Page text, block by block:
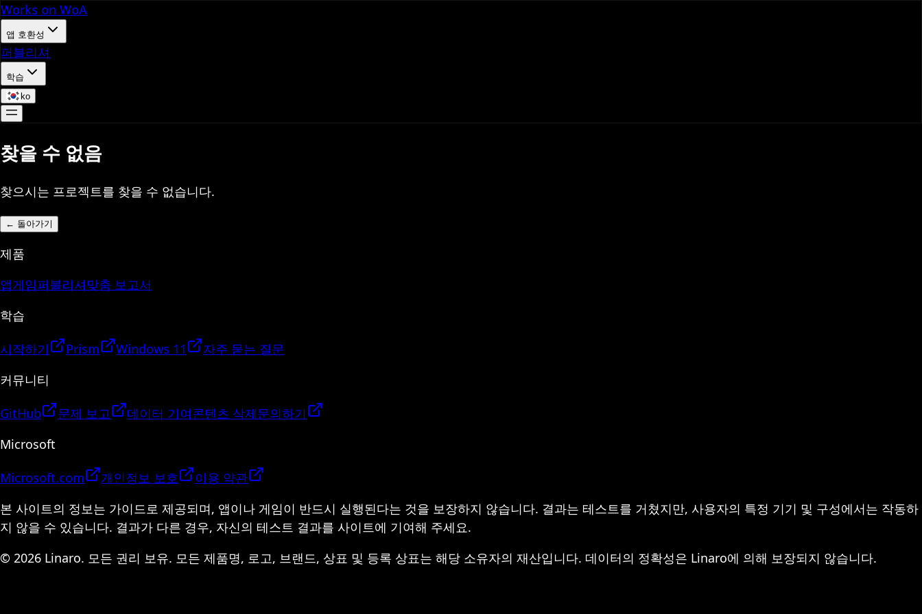
Works on WoA
앱 호환성
퍼블리셔
학습
ko
찾을 수 없음
찾으시는 프로젝트를 찾을 수 없습니다.
← 돌아가기
제품
앱게임퍼블리셔맞춤 보고서
학습
시작하기 Prism Windows 11
자주 묻는 질문
커뮤니티
GitHub 문제 보고 데이터 기여콘텐츠 삭제문의하기
Microsoft
Microsoft.com 개인정보 보호
이용 약관
본 사이트의 정보는 가이드로 제공되며, 앱이나 게임이 반드시 실행된다는 것을 보장하지 않습니다. 결과는 테스트를 거쳤지만, 사용자의 특정 기기 및 구성에서는 작동하
지 않을 수 있습니다. 결과가 다른 경우, 자신의 테스트 결과를 사이트에 기여해 주세요.
© 2026 Linaro. 모든 권리 보유. 모든 제품명, 로고, 브랜드, 상표 및 등록 상표는 해당 소유자의 재산입니다. 데이터의 정확성은 Linaro에 의해 보장되지 않습니다.